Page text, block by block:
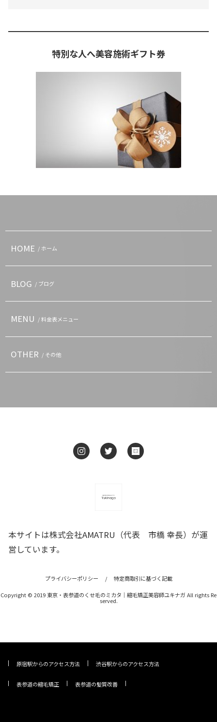
特別な人へ美容施術ギフト券
HOME / ホーム
BLOG / ブログ
MENU / 料金表メニュー
OTHER / その他
本サイトは株式会社AMATRU（代表 市橋 幸長）が運
営しています。
プライバシーポリシー / 特定商取引に基づく記載
Copyright © 2019 東京・表参道のくせ毛のミカタ｜縮毛矯正美容師ユキナガ All rights Re
served.
原宿駅からのアクセス方法 渋谷駅からのアクセス方法
表参道の縮毛矯正 表参道の髪質改善